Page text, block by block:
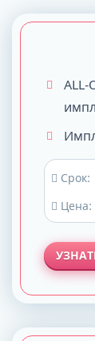
ALL-
Срок:
Цена: